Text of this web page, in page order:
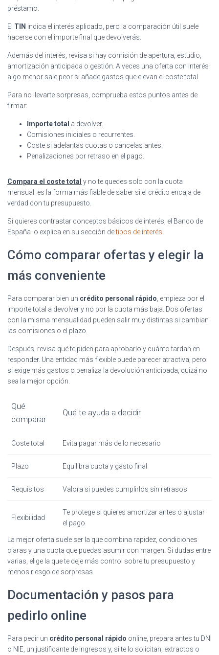
préstamo.
El TIN indica el interés aplicado, pero la comparación útil suele
hacerse con el importe final que devolverás.
Además del interés, revisa si hay comisión de apertura, estudio,
amortización anticipada o gestión. A veces una oferta con interés
algo menor sale peor si añade gastos que elevan el coste total.
Para no llevarte sorpresas, comprueba estos puntos antes de
firmar:
Importe total a devolver.
Comisiones iniciales o recurrentes.
Coste si adelantas cuotas o cancelas antes.
Penalizaciones por retraso en el pago.
Compara el coste total y no te quedes solo con la cuota
mensual: es la forma más fiable de saber si el crédito encaja de
verdad con tu presupuesto.
Si quieres contrastar conceptos básicos de interés, el Banco de
España lo explica en su sección detipos de interés
Cómo comparar ofertas y elegir la
más conveniente
Para comparar bien un crédito personal rápido , empieza por el
importe total a devolver y no por la cuota más baja. Dos ofertas
con la misma mensualidad pueden salir muy distintas si cambian
las comisiones o el plazo.
Después, revisa qué te piden para aprobarlo y cuánto tardan en
responder. Una entidad más flexible puede parecer atractiva, pero
si exige más gastos o penaliza la devolución anticipada, quizá no
sea la mejor opción.
Qué
comparar
Qué te ayuda a decidir
Coste total Evita pagar más de lo necesario
Plazo Equilibra cuota y gasto final
Requisitos Valora si puedes cumplirlos sin retrasos
Flexibilidad
Te protege si quieres amortizar antes o ajustar
el pago
La mejor oferta suele ser la que combina rapidez, condiciones
claras y una cuota que puedas asumir con margen. Si dudas entre
varias, elige la que te deje más control sobre tu presupuesto y
menos riesgo de sorpresas.
Documentación y pasos para
pedirlo online
Para pedir un crédito personal rápido online, prepara antes tu DNI
o NIE, un justificante de ingresos y, si te lo solicitan, extractos o